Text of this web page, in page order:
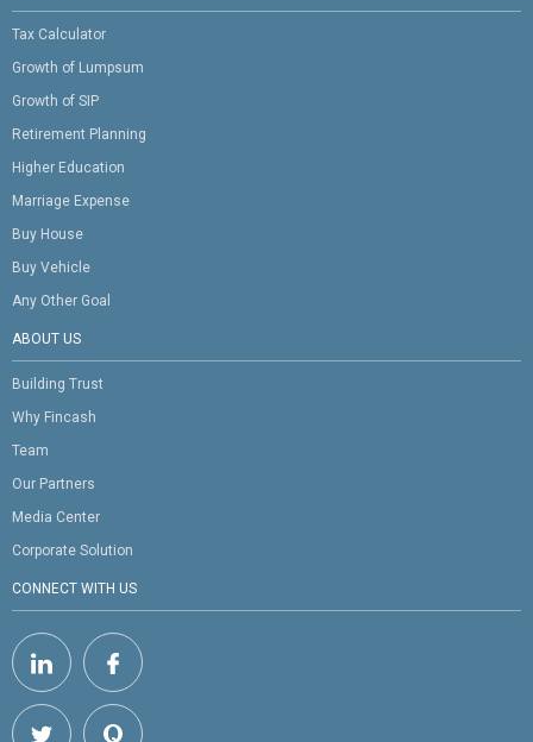
Tax Calculator
Growth of Lumpsum
Growth of SIP
Retirement Planning
Higher Education
Marriage Expense
Buy House
Buy Vehicle
Any Other Goal
ABOUT US
Building Trust
Why Fincash
Team
Our Partners
Media Center
Corporate Solution
CONNECT WITH US